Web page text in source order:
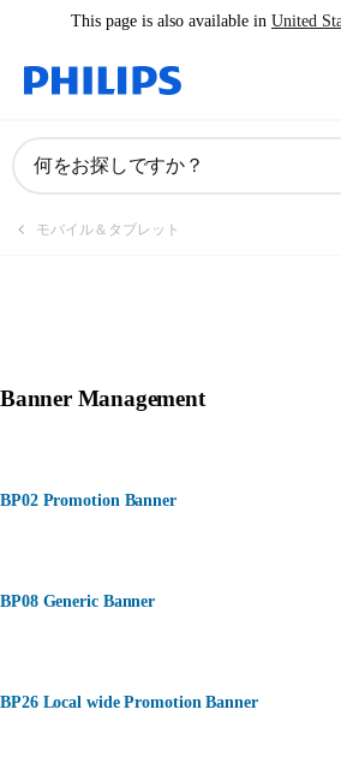
This page is also available in United
何をお探しですか？
モバイル＆タブレット
Banner Management
BP02 Promotion Banner
BP08 Generic Banner
BP26 Local wide Promotion Banner